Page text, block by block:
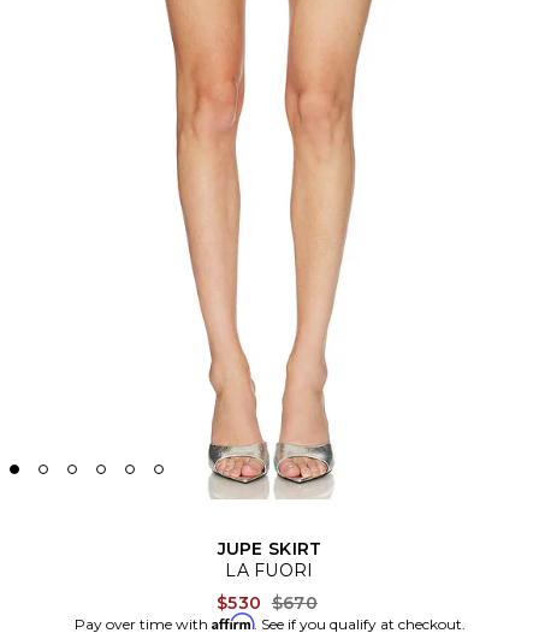
JUPE SKIRT
LA FUORI
$530 Previous price:
$670
Pay over time with Affirm. See if you qualify at checkout.